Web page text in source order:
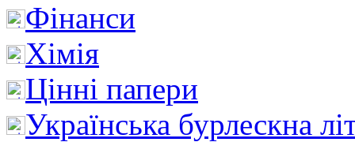
Фінанси
Хімія
Цінні папери
Українська бурлескна